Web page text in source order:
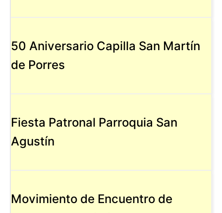
50 Aniversario Capilla San Martín
de Porres
Fiesta Patronal Parroquia San
Agustín
Movimiento de Encuentro de